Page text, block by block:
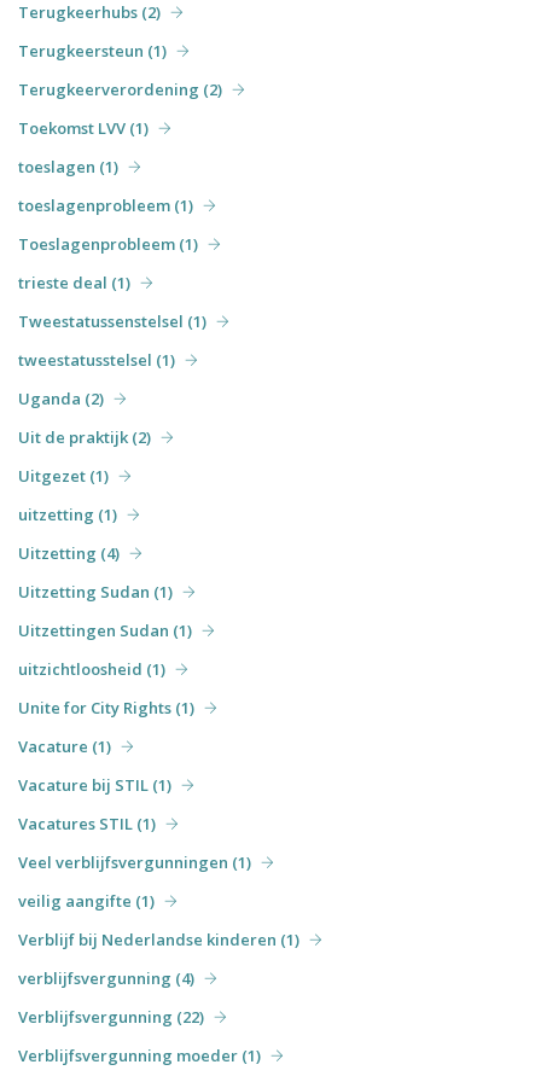
Terugkeerhubs (2)
Terugkeersteun (1)
Terugkeerverordening (2)
Toekomst LVV (1)
toeslagen (1)
toeslagenprobleem (1)
Toeslagenprobleem (1)
trieste deal (1)
Tweestatussenstelsel (1)
tweestatusstelsel (1)
Uganda (2)
Uit de praktijk (2)
Uitgezet (1)
uitzetting (1)
Uitzetting (4)
Uitzetting Sudan (1)
Uitzettingen Sudan (1)
uitzichtloosheid (1)
Unite for City Rights (1)
Vacature (1)
Vacature bij STIL (1)
Vacatures STIL (1)
Veel verblijfsvergunningen (1)
veilig aangifte (1)
Verblijf bij Nederlandse kinderen (1)
verblijfsvergunning (4)
Verblijfsvergunning (22)
Verblijfsvergunning moeder (1)